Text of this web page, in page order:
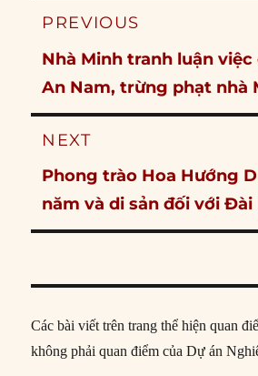
Post
PREVIOUS
Previous
post:
Nhà Minh tranh luận
An Nam, trừng phạt nhà
NEXT
Next
post:
Phong trào Hoa Hướng
năm và di sản đối với Đài
Các bài viết trên trang thể hiện quan
không phải quan điểm của Dự án